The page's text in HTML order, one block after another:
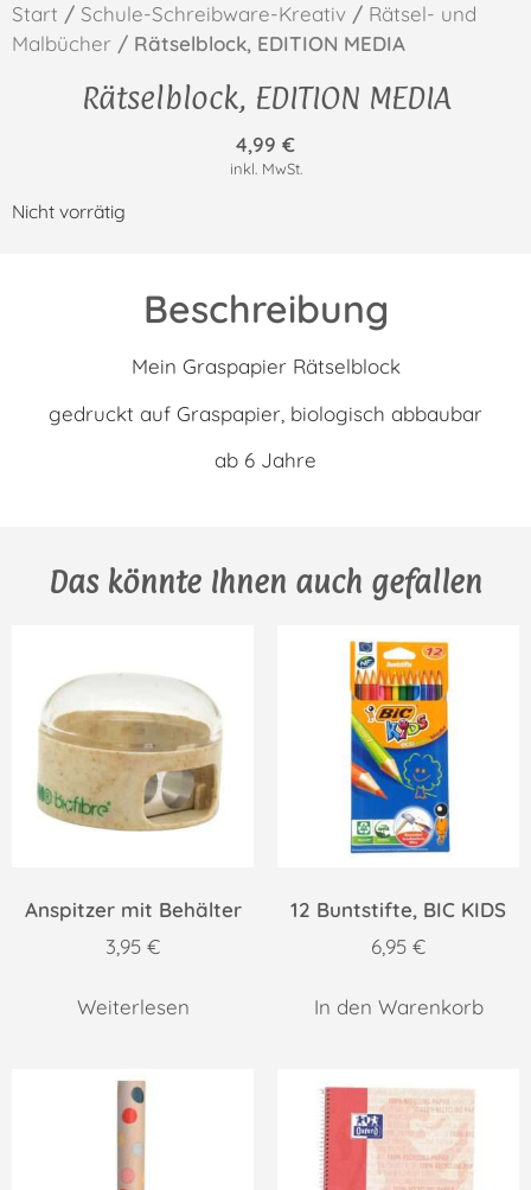
Start / Schule-Schreibware-Kreativ / Rätsel- und
Malbücher / Rätselblock, EDITION MEDIA
Rätselblock, EDITION MEDIA
4,99 €
inkl. MwSt.
Nicht vorrätig
Beschreibung
Mein Graspapier Rätselblock
gedruckt auf Graspapier, biologisch abbaubar
ab 6 Jahre
Das könnte Ihnen auch gefallen
Anspitzer mit Behälter
3,95 €
Weiterlesen
12 Buntstifte, BIC KIDS
6,95 €
In den Warenkorb